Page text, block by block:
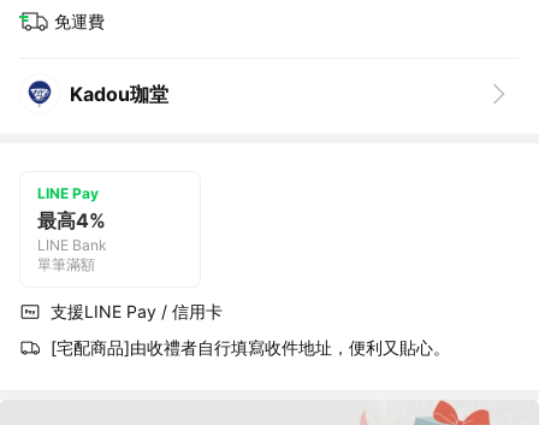
免運費
Kadou珈堂
LINE Pay
最高4%
LINE Bank
單筆滿額
支援LINE Pay / 信用卡
[宅配商品]由收禮者自行填寫收件地址，便利又貼心。